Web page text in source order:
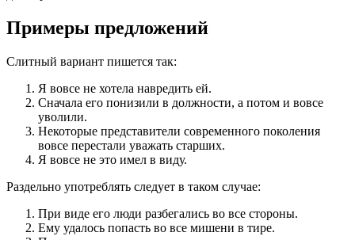
Примеры предложений
Слитный вариант пишется так:
Я вовсе не хотела навредить ей.
Сначала его понизили в должности, а потом и вовсе
уволили.
Некоторые представители современного поколения
вовсе перестали уважать старших.
Я вовсе не это имел в виду.
Раздельно употреблять следует в таком случае:
При виде его люди разбегались во все стороны.
Ему удалось попасть во все мишени в тире.